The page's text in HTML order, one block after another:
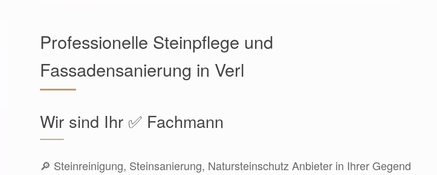
Professionelle Steinpflege und
Fassadensanierung in Verl
Wir sind Ihr ✅ Fachmann
🔎 Steinreinigung, Steinsanierung, Natursteinschutz Anbieter in Ihrer Gegend